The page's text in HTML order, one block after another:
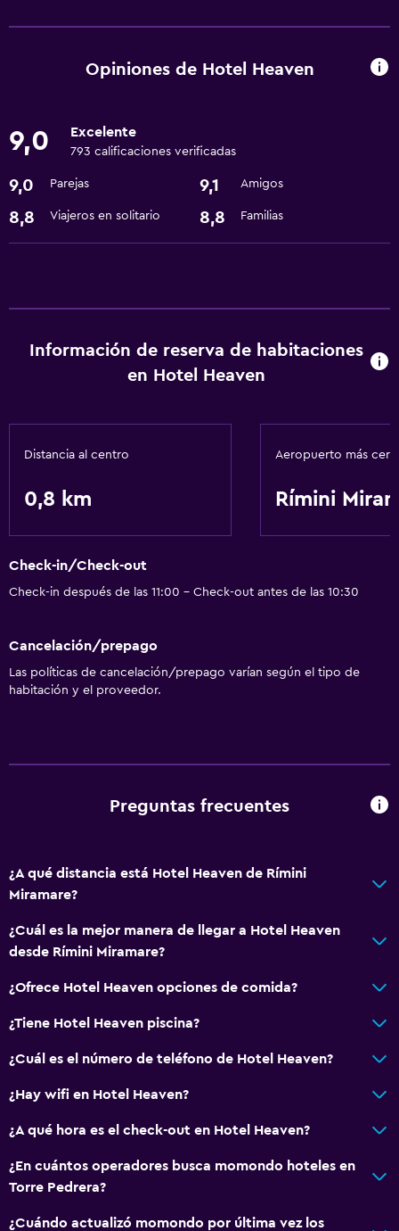
Servicio de habitaciones
Wifi gratis
Piscina y spa
Bañera de hidromasaje
Accesibilidad y adecuación
Baño
Espacio de almacenamiento
Ideal para familias
Opiniones de Hotel Heaven
9,0 Excelente
793 calificaciones verificadas
9,0 Parejas 9,1 Amigos
8,8 Viajeros en solitario 8,8 Familias
Información de reserva de habitaciones
en Hotel Heaven
Distancia al centro
0,8 km
Aeropuerto más
Rímini
Check-in/Check-out
Check-in después de las 11:00 - Check-out antes de las 10:30
Cancelación/prepago
Las políticas de cancelación/prepago varían según el tipo de
habitación y el proveedor.
Preguntas frecuentes
¿A qué distancia está Hotel Heaven de Rímini
Miramare?
¿Cuál es la mejor manera de llegar a Hotel Heaven
desde Rímini Miramare?
¿Ofrece Hotel Heaven opciones de comida?
¿Tiene Hotel Heaven piscina?
¿Cuál es el número de teléfono de Hotel Heaven?
¿Hay wifi en Hotel Heaven?
¿A qué hora es el check-out en Hotel Heaven?
¿En cuántos operadores busca momondo hoteles en
Torre Pedrera?
¿Cuándo actualizó momondo por última vez los